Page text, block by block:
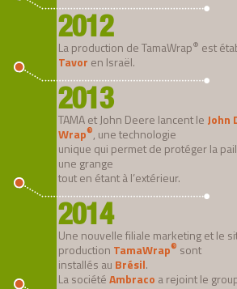
2012
La production de TamaWrap® est
Tavor en Israël.
2013
TAMA et John Deere lancent le John
Wrap®, une technologie
unique qui permet de protéger la
une grange
tout en étant à l’extérieur.
2014
Une nouvelle filiale marketing et le
production TamaWrap® sont
installés au Brésil.
La sociétéAmbraco a rejoint le